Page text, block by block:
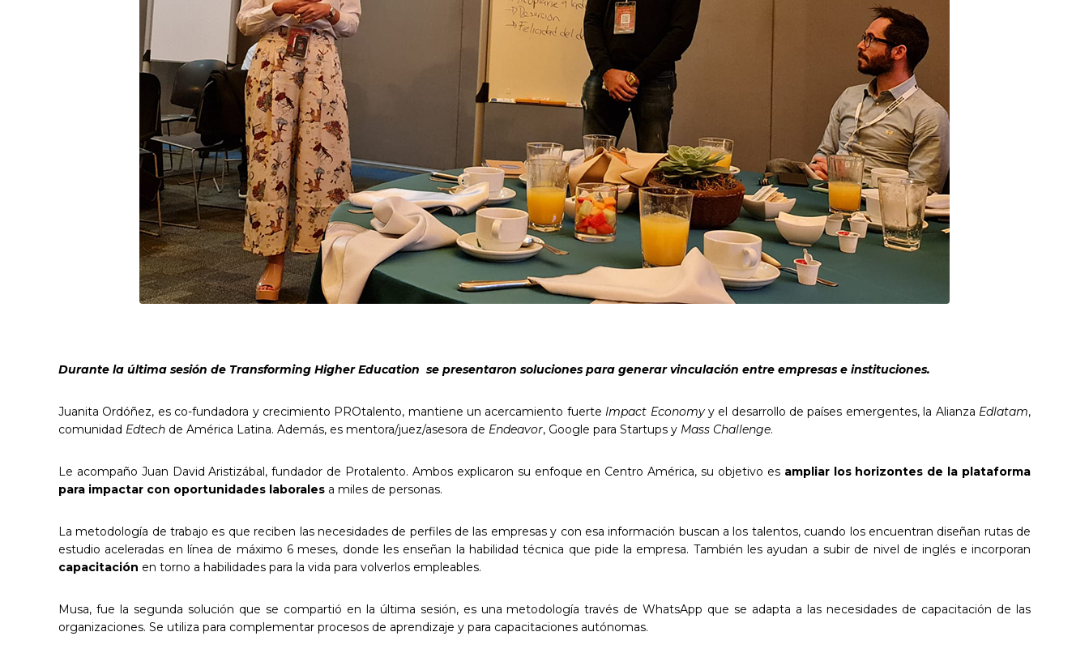
Durante la última sesión de Transforming Higher Education se presentaron soluciones para generar vinculación entre empresas e instituciones.
Juanita Ordóñez, es co-fundadora y crecimiento PROtalento, mantiene un acercamiento fuerte Impact Economyy el desarrollo de países emergentes, la Alianza Edlatam,
comunidad Edtech de América Latina. Además, es mentora/juez/asesora de Endeavor, Google para Startups y Mass Challenge.
Le acompaño Juan David Aristizábal, fundador de Protalento. Ambos explicaron su enfoque en Centro América, su objetivo es ampliar los horizontes de la plataforma
para impactar con oportunidades laborales a miles de personas.
La metodología de trabajo es que reciben las necesidades de perfiles de las empresas y con esa información buscan a los talentos, cuando los encuentran diseñan rutas de
estudio aceleradas en línea de máximo 6 meses, donde les enseñan la habilidad técnica que pide la empresa. También les ayudan a subir de nivel de inglés e incorporan
capacitación en torno a habilidades para la vida para volverlos empleables.
Musa, fue la segunda solución que se compartió en la última sesión, es una metodología través de WhatsApp que se adapta a las necesidades de capacitación de las
organizaciones. Se utiliza para complementar procesos de aprendizaje y para capacitaciones autónomas.